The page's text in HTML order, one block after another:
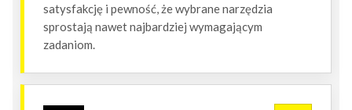
satysfakcję i pewność, że wybrane narzędzia
sprostają nawet najbardziej wymagającym
zadaniom.